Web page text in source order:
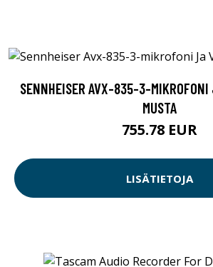
SENNHEISER AVX-835-3-MIKROFONI
MUSTA
755.78 EUR
LISÄTIETOJA